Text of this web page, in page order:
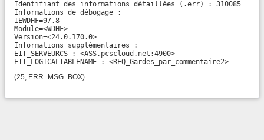
Identifiant des informations détaillées (.err) : 310085
Informations de débogage :
IEWDHF=97.8
Module=<WDHF>
Version=<24.0.170.0>
Informations supplémentaires :
EIT_SERVEURCS : <ASS.pcscloud.net:4900>
EIT_LOGICALTABLENAME : <REQ_Gardes_par_commentaire2>
(25, ERR_MSG_BOX)